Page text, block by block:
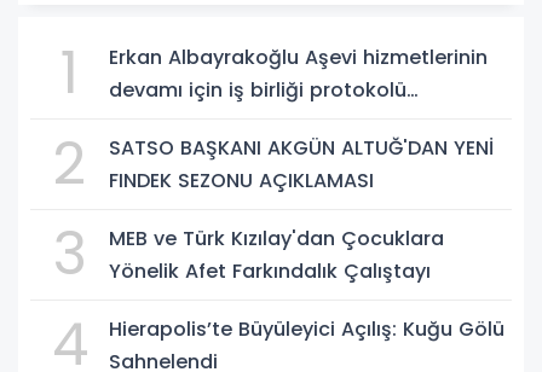
1
Erkan Albayrakoğlu Aşevi hizmetlerinin
devamı için iş birliği protokolü
2
SATSO BAŞKANI AKGÜN ALTUĞ'DAN YENİ
FINDEK SEZONU AÇIKLAMASI
3
MEB ve Türk Kızılay'dan Çocuklara
Yönelik Afet Farkındalık Çalıştayı
4
Hierapolis’te Büyüleyici Açılış: Kuğu Gölü
Sahnelendi